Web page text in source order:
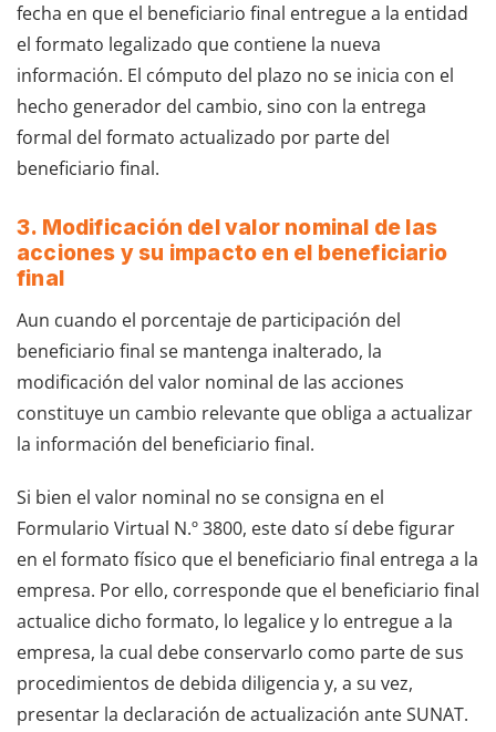
fecha en que el beneficiario final entregue a la entidad
el formato legalizado que contiene la nueva
información. El cómputo del plazo no se inicia con el
hecho generador del cambio, sino con la entrega
formal del formato actualizado por parte del
beneficiario final.
3. Modificación del valor nominal de las
acciones y su impacto en el beneficiario
final
Aun cuando el porcentaje de participación del
beneficiario final se mantenga inalterado, la
modificación del valor nominal de las acciones
constituye un cambio relevante que obliga a actualizar
la información del beneficiario final.
Si bien el valor nominal no se consigna en el
Formulario Virtual N.º 3800, este dato sí debe figurar
en el formato físico que el beneficiario final entrega a la
empresa. Por ello, corresponde que el beneficiario final
actualice dicho formato, lo legalice y lo entregue a la
empresa, la cual debe conservarlo como parte de sus
procedimientos de debida diligencia y, a su vez,
presentar la declaración de actualización ante SUNAT.